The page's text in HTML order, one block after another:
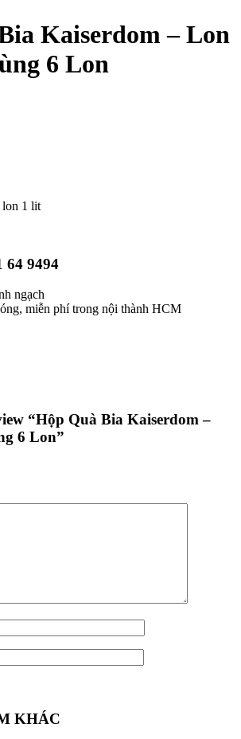
Kaiserdom – Lon
6 Lon
lon 1 lit
9494
ngạch
miễn phí trong nội thành HCM
“Hộp Quà Bia Kaiserdom –
6 Lon”
KHÁC